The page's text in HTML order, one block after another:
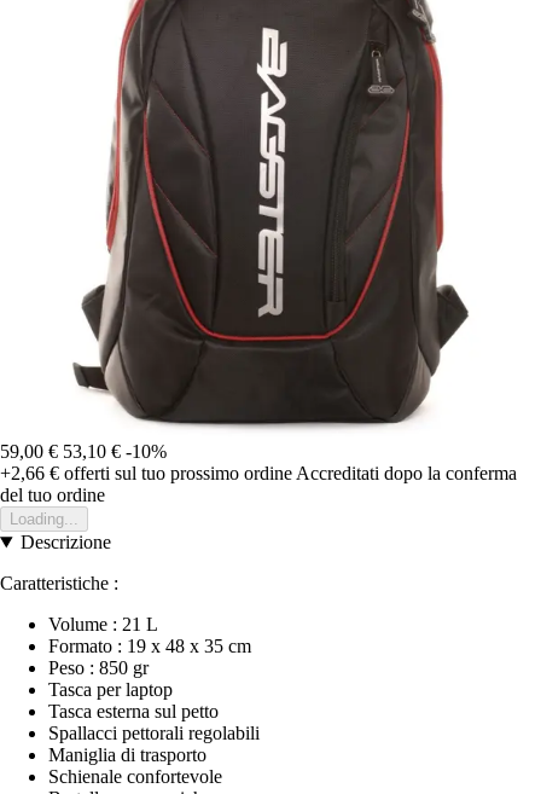
59,00 € 53,10 € -10%
+2,66 € offerti sul tuo prossimo ordine Accreditati dopo la conferma
del tuo ordine
Loading...
Descrizione
Caratteristiche :
Volume : 21 L
Formato : 19 x 48 x 35 cm
Peso : 850 gr
Tasca per laptop
Tasca esterna sul petto
Spallacci pettorali regolabili
Maniglia di trasporto
Schienale confortevole